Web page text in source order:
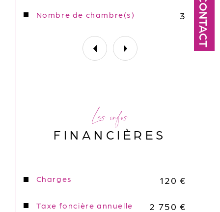
CONTACT
Nombre de chambre(s) 3
convenir à une occupation à l'année
Les infos
FINANCIÈRES
Charges 120 €
Taxe foncière annuelle 2 750 €